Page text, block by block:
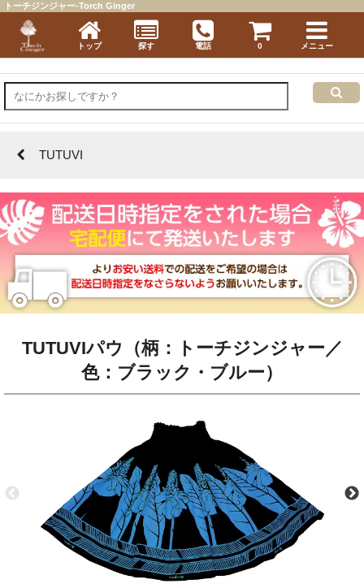
TUTUVI
TUTUVIパウ（柄：トーチジンジャー／
色：ブラック・ブルー）
トーチジンジャー-Torch Ginger
トップ 探す 電話 0 メニュー